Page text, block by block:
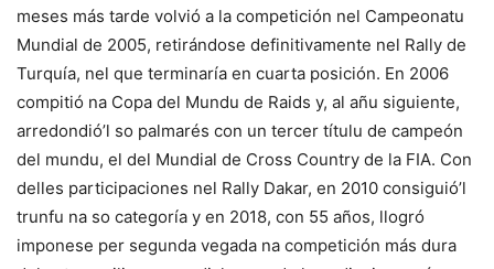
meses más tarde volvió a la competición nel Campeonatu
Mundial de 2005, retirándose definitivamente nel Rally de
Turquía, nel que terminaría en cuarta posición. En 2006
compitió na Copa del Mundu de Raids y, al añu siguiente,
arredondió’l so palmarés con un tercer títulu de campeón
del mundu, el del Mundial de Cross Country de la FIA. Con
delles participaciones nel Rally Dakar, en 2010 consiguió’l
trunfu na so categoría y en 2018, con 55 años, llogró
imponese per segunda vegada na competición más dura